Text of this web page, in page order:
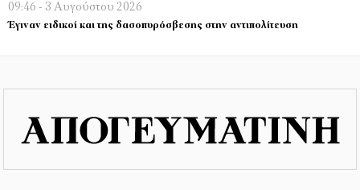
09:46 - 3 Αυγούστου 2026
Έγιναν ειδικοί και της δασοπυρόσβεσης στην αντιπολίτευση